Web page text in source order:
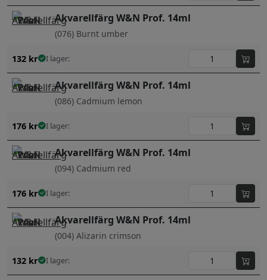
Akvarellfärg W&N Prof. 14ml
(076) Burnt umber
132 kr I lager:
Akvarellfärg W&N Prof. 14ml
(086) Cadmium lemon
176 kr I lager:
Akvarellfärg W&N Prof. 14ml
(094) Cadmium red
176 kr I lager:
Akvarellfärg W&N Prof. 14ml
(004) Alizarin crimson
132 kr I lager: